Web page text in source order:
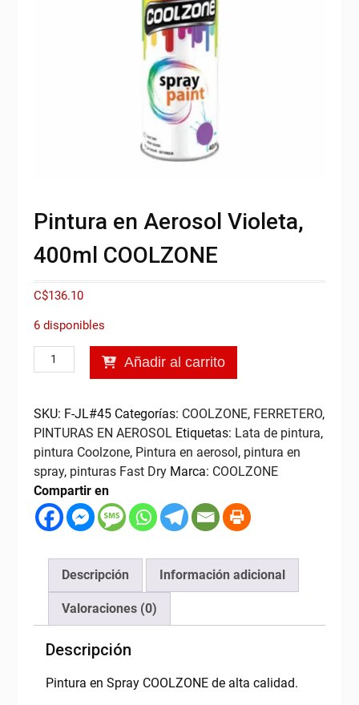
Pintura en Aerosol Violeta,
400ml COOLZONE
C$136.10
6 disponibles
Pintura
en
Violeta,
400ml
COOLZONE
cantidad
Añadir al carrito
SKU: F-JL#45 Categorías: COOLZONE, FERRETERO,
PINTURAS EN AEROSOL Etiquetas: Lata de pintura,
pintura Coolzone, Pintura en aerosol, pintura en
spray, pinturas Fast Dry Marca: COOLZONE
Compartir en
Descripción Información adicional
Valoraciones (0)
Descripción
Pintura en Spray COOLZONE de alta calidad.